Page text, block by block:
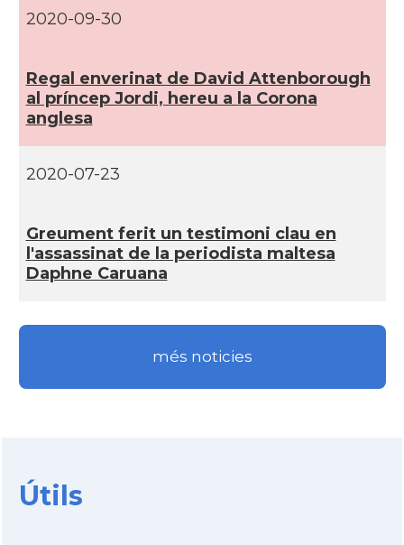
2020-09-30
Regal enverinat de David Attenborough
al prí­ncep Jordi, hereu a la Corona
anglesa
2020-07-23
Greument ferit un testimoni clau en
l'assassinat de la periodista maltesa
Daphne Caruana
més noticies
Útils